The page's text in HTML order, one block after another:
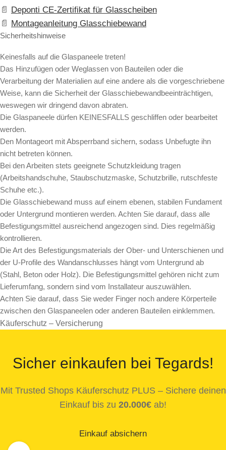
Deponti CE-Zertifikat für Glasscheiben
Montageanleitung Glasschiebewand
Sicherheitshinweise
Keinesfalls auf die Glaspaneele treten!
Das Hinzufügen oder Weglassen von Bauteilen oder die
Verarbeitung der Materialien auf eine andere als die vorgeschriebene
Weise, kann die Sicherheit der Glasschiebewandbeeinträchtigen,
weswegen wir dringend davon abraten.
Die Glaspaneele dürfen KEINESFALLS geschliffen oder bearbeitet
werden.
Den Montageort mit Absperrband sichern, sodass Unbefugte ihn
nicht betreten können.
Bei den Arbeiten stets geeignete Schutzkleidung tragen
(Arbeitshandschuhe, Staubschutzmaske, Schutzbrille, rutschfeste
Schuhe etc.).
Die Glasschiebewand muss auf einem ebenen, stabilen Fundament
oder Untergrund montieren werden. Achten Sie darauf, dass alle
Befestigungsmittel ausreichend angezogen sind. Dies regelmäßig
kontrollieren.
Die Art des Befestigungsmaterials der Ober- und Unterschienen und
der U-Profile des Wandanschlusses hängt vom Untergrund ab
(Stahl, Beton oder Holz). Die Befestigungsmittel gehören nicht zum
Lieferumfang, sondern sind vom Installateur auszuwählen.
Achten Sie darauf, dass Sie weder Finger noch andere Körperteile
zwischen den Glaspaneelen oder anderen Bauteilen einklemmen.
Käuferschutz – Versicherung
Sicher einkaufen bei Tegards!
Mit Trusted Shops Käuferschutz PLUS – Sichere deinen
Einkauf bis zu 20.000€ ab!
Einkauf absichern